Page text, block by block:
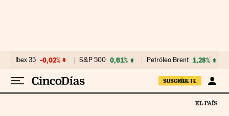
Ibex 35 -0,02% S&P 500 0,61% Petróleo Brent 1,28%
SUSCRÍBETE